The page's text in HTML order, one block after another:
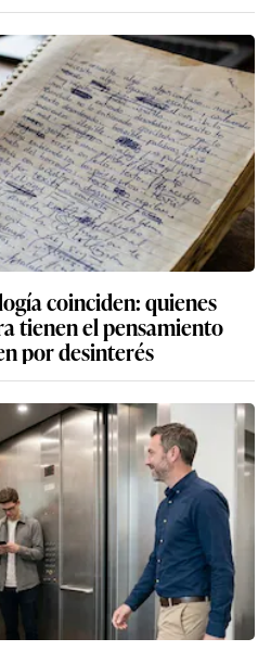
coinciden: quienes
tienen el pensamiento
por desinterés